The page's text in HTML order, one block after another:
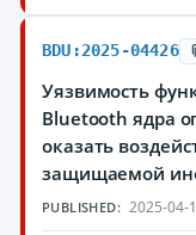
BDU:2025-04426
Уязвимость
Bluetooth ядра
оказать
защищаемой
PUBLISHED: 2025-04-